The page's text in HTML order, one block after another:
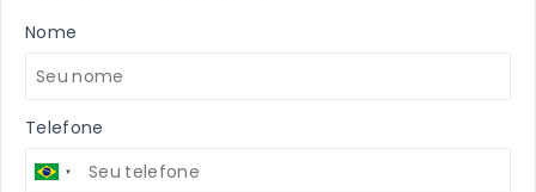
Nome
Telefone